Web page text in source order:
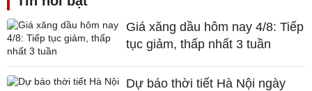
Giá xăng dầu hôm nay 4/8: Tiếp
tục giảm, thấp nhất 3 tuần
Dự báo thời tiết Hà Nội ngày